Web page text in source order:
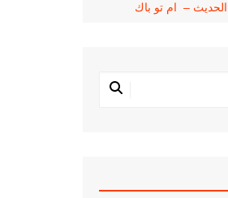
الحديث – ام تو باك